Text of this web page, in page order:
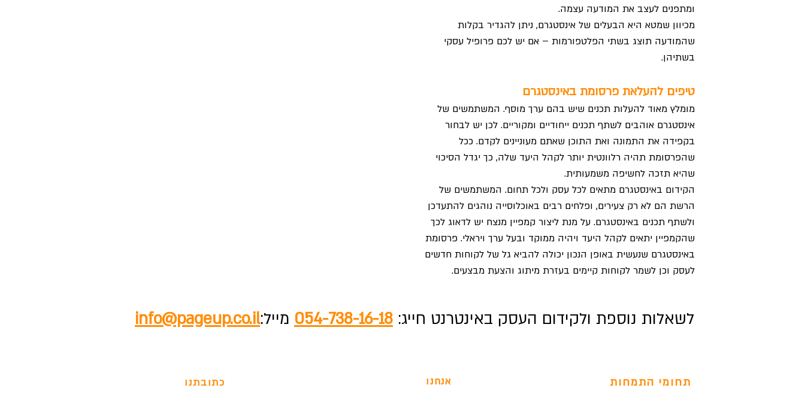
ומתפנים לעצב את המודעה עצמה.
מכיוון שמטא היא הבעלים של אינסטגרם, ניתן להגדיר בקלות
שהמודעה תוצג בשתי הפלטפורמות – אם יש לכם פרופיל עסקי
בשתיהן.
טיפים להעלאת פרסומת באינסטגרם
מומלץ מאוד להעלות תכנים שיש בהם ערך מוסף. המשתמשים של
אינסטגרם אוהבים לשתף תכנים ייחודיים ומקוריים. לכן יש לבחור
בקפידה את התמונה ואת התוכן שאתם מעוניינים לקדם. ככל
שהפרסומת תהיה רלוונטית יותר לקהל היעד שלה, כך יגדל הסיכוי
שהיא תזכה לחשיפה משמעותית.
הקידום באינסטגרם מתאים לכל עסק ולכל תחום. המשתמשים של
הרשת הם לא רק צעירים, ופלחים רבים באוכלוסייה נוהגים להתעדכן
ולשתף תכנים באינסטגרם. על מנת ליצור קמפיין מנצח יש לדאוג לכך
שהקמפיין יתאים לקהל היעד ויהיה ממוקד ובעל ערך ויראלי. פרסומת
באינסטגרם שנעשית באופן הנכון יכולה להביא גל של לקוחות חדשים
לעסק וכן לשמר לקוחות קיימים בעזרת מיתוג והצעת מבצעים.
לשאלות נוספת ולקידום העסק באינטרנט חייג: 054-738-16-18 מייל:
info@pageup.co.il
כתובתנו אנחנו תחומי התמחות